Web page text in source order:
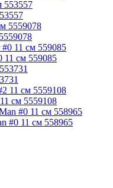
11 см 559085
см 5559108
#0 11 см 558965